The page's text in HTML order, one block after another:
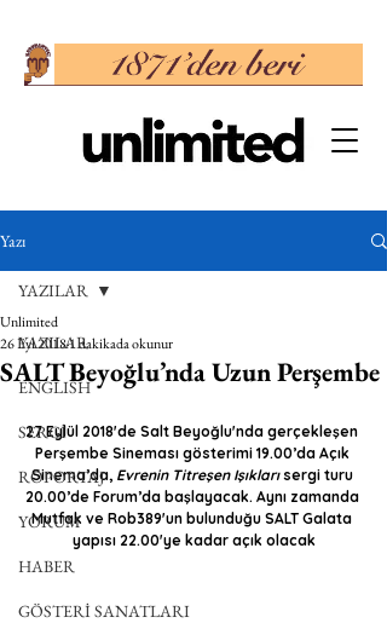
Yazı
YAZILAR
ENGLISH
SERGİ
RÖPORTAJ
YORUM
HABER
GÖSTERİ SANATLARI
YAZILAR
SALT Beyoğlu’nda Uzun Perşembe
Unlimited
26 Eyl 20181 dakikada okunur
27 Eylül 2018'de Salt Beyoğlu'nda gerçekleşen
Perşembe Sineması gösterimi 19.00’da Açık
Sinema’da, Evrenin Titreşen Işıkları sergi turu
20.00’de Forum’da başlayacak. Aynı zamanda
Mutfak ve Rob389'un bulunduğu SALT Galata
yapısı 22.00'ye kadar açık olacak